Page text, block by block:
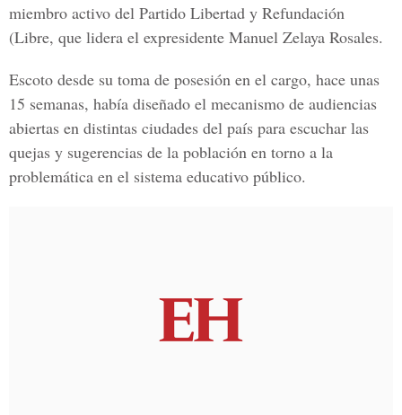
miembro activo del Partido Libertad y Refundación
(Libre, que lidera el expresidente Manuel Zelaya Rosales.
Escoto desde su toma de posesión en el cargo, hace unas
15 semanas, había diseñado el mecanismo de audiencias
abiertas en distintas ciudades del país para escuchar las
quejas y sugerencias de la población en torno a la
problemática en el sistema educativo público.